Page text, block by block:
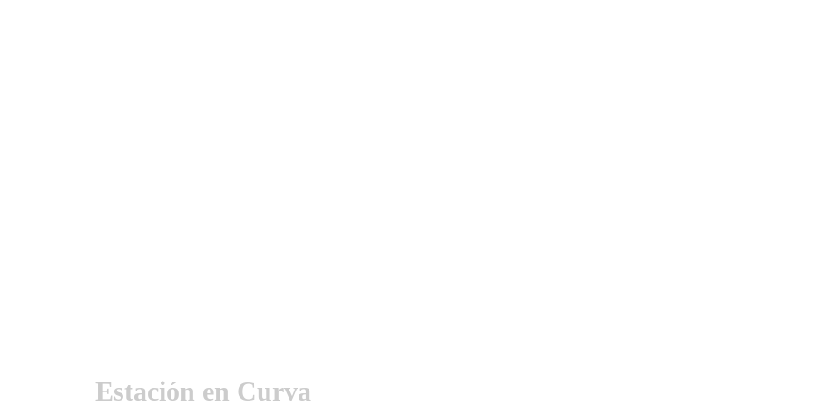
Estación en Curva